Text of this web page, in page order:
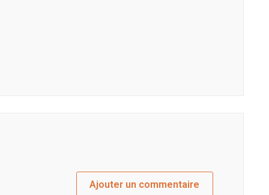
Ajouter un commentaire